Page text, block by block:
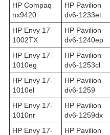
HP Compaq
nx9420
HP Pavilion
dv6-1233et
HP Envy 17-
1002TX
HP Pavilion
dv6-1240ep
HP Envy 17-
1010eg
HP Pavilion
dv6-1253cl
HP Envy 17-
1010el
HP Pavilion
dv6-1259
HP Envy 17-
1010nr
HP Pavilion
dv6-1259dx
HP Envy 17-
HP Pavilion